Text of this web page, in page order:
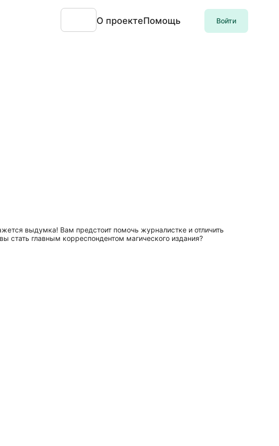
О проектеПомощь Войти
выдумка! Вам предстоит помочь журналистке и отличить
стать главным корреспондентом магического издания?